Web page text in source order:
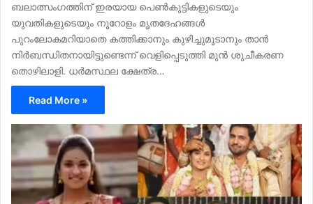
ബലാത്സംഗത്തിന് ഇരയായ പെണ്‍കുട്ടികളുടെയും
യുവതികളുടെയും നൂറോളം മൃതദേഹങ്ങള്‍
പുറംലോകമറിയാതെ കത്തിക്കാനും കുഴിച്ചുമൂടാനും താന്‍
നിര്‍ബന്ധിതനായിട്ടുണ്ടെന്ന് വെളിപ്പെടുത്തി മുന്‍ ശുചീകരണ
തൊഴിലാളി. ധര്‍മസ്ഥല ക്ഷേത്ര…
Read More »